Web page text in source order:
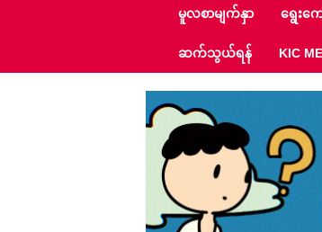
–
မူလစာမျက်နှာ ရွေး‌က
ဆက်သွယ်ရန် KIC